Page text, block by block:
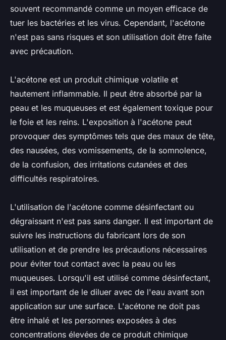
souvent recommandé comme un moyen efficace de
tuer les bactéries et les virus. Cependant, l'acétone
n'est pas sans risques et son utilisation doit être faite
avec précaution.
L'acétone est un produit chimique volatile et
hautement inflammable. Il peut être absorbé par la
peau et les muqueuses et est également toxique pour
le foie et les reins. L'exposition à l'acétone peut
provoquer des symptômes tels que des maux de tête,
des nausées, des vomissements, de la somnolence,
de la confusion, des irritations cutanées et des
difficultés respiratoires.
L'utilisation de l'acétone comme désinfectant ou
dégraissant n'est pas sans danger. Il est important de
suivre les instructions du fabricant lors de son
utilisation et de prendre les précautions nécessaires
pour éviter tout contact avec la peau ou les
muqueuses. Lorsqu'il est utilisé comme désinfectant,
il est important de le diluer avec de l'eau avant son
application sur une surface. L'acétone ne doit pas
être inhalé et les personnes exposées à des
concentrations élevées de ce produit chimique